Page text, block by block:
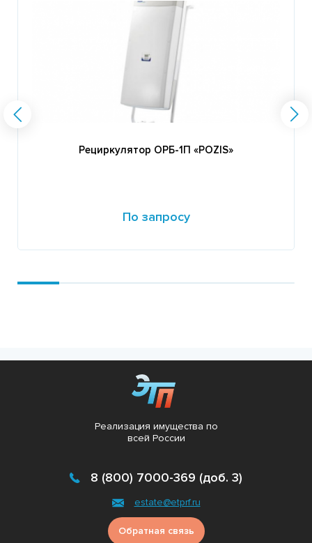
Рециркулятор ОРБ-1П «POZIS»
По запросу
Реализация имущества по
всей России
8 (800) 7000-369 (доб. 3)
estate@etprf.ru
Обратная связь